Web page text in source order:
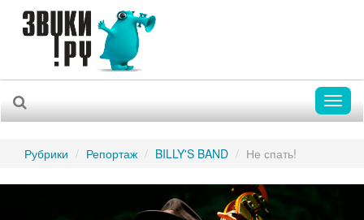
Рубрики Репортаж BILLY'S BAND Не спать!